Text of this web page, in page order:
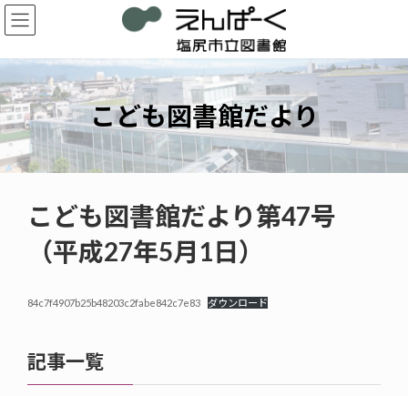
コ
ン
ン
ツ
へ
ス
キ
ッ
プ
ナ
ビ
ー
シ
ョ
ン
に
移
動
こども図書館だより
こども図書館だより第47号
（平成27年5月1日）
84c7f4907b25b48203c2fabe842c7e83 ダウンロード
記事一覧